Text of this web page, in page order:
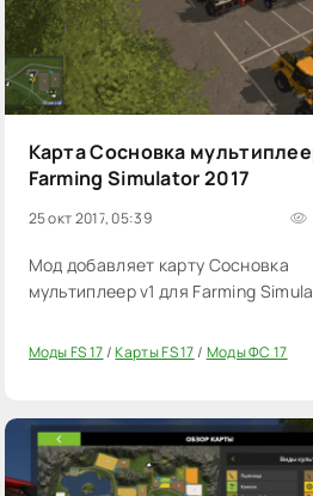
Карта Сосновка
Farming Simulator 2017
25 окт 2017, 05:39
Мод добавляет карту Сосновка
мультиплеер v1 для Farming
Моды FS 17/Карты FS 17/ Моды ФС 17